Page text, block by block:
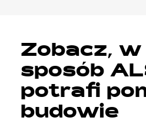
Zobacz,
sposób
potrafi
budowie